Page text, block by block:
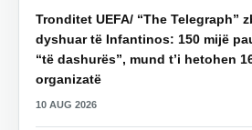
Tronditet UEFA/ “The Telegraph”
dyshuar të Infantinos: 150 mijë
“të dashurës”, mund t’i hetohen
organizatë
10 AUG 2026